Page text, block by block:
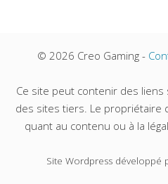
© 2026 Creo Gaming -
Ce site peut contenir des
des sites tiers. Le propriétaire
quant au contenu ou à la
Site Wordpress développé